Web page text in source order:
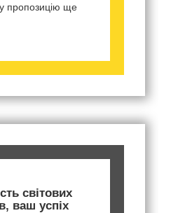
пропозицію ще
світових
ваш успіх